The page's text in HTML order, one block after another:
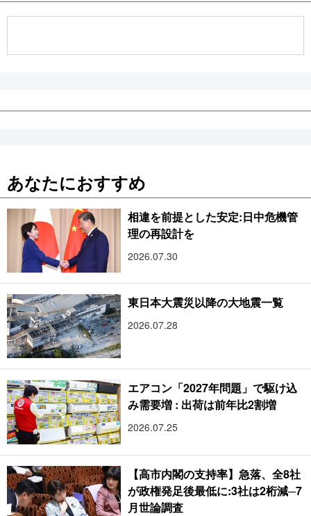
あなたにおすすめ
相違を前提とした安定:日中危機管
理の再設計を
2026.07.30
東日本大震災以降の大地震一覧
2026.07.28
エアコン「2027年問題」で駆け込
み需要増 : 出荷は前年比2割増
2026.07.25
【高市内閣の支持率】急落、全8社
が政権発足後最低に:3社は2桁減─7
月世論調査